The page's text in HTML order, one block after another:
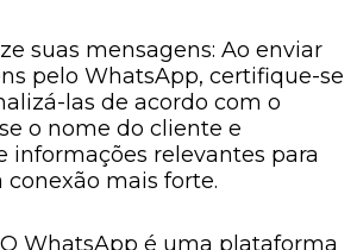
suas mensagens: Ao enviar
pelo WhatsApp, certifique-se
las de acordo com o
o nome do cliente e
informações relevantes para
conexão mais forte.
WhatsApp é uma plataforma